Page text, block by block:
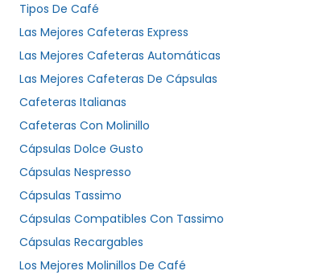
Tipos De Café
Las Mejores Cafeteras Express
Las Mejores Cafeteras Automáticas
Las Mejores Cafeteras De Cápsulas
Cafeteras Italianas
Cafeteras Con Molinillo
Cápsulas Dolce Gusto
Cápsulas Nespresso
Cápsulas Tassimo
Cápsulas Compatibles Con Tassimo
Cápsulas Recargables
Los Mejores Molinillos De Café